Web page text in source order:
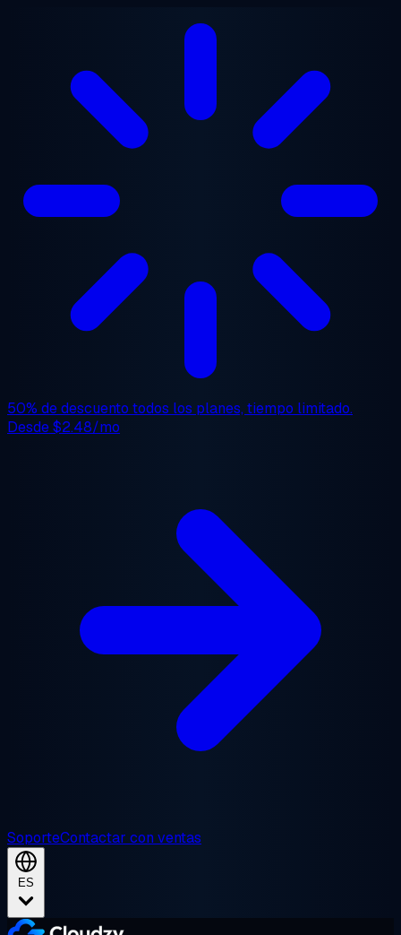
50% de descuento todos los planes, tiempo limitado.
Desde$2.48/mo
SoporteContactar con ventas
ES